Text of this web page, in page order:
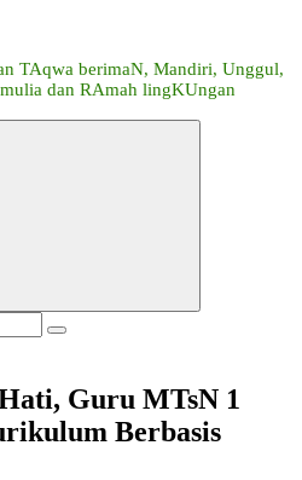
TAqwa berimaN, Mandiri, Unggul,
dan RAmah lingKUngan
Guru MTsN 1
Berbasis